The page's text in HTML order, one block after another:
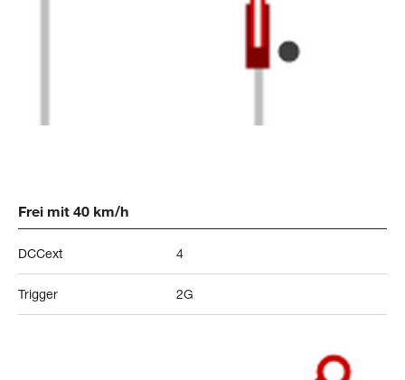
Frei mit 40 km/h
DCCext 4
Trigger 2G